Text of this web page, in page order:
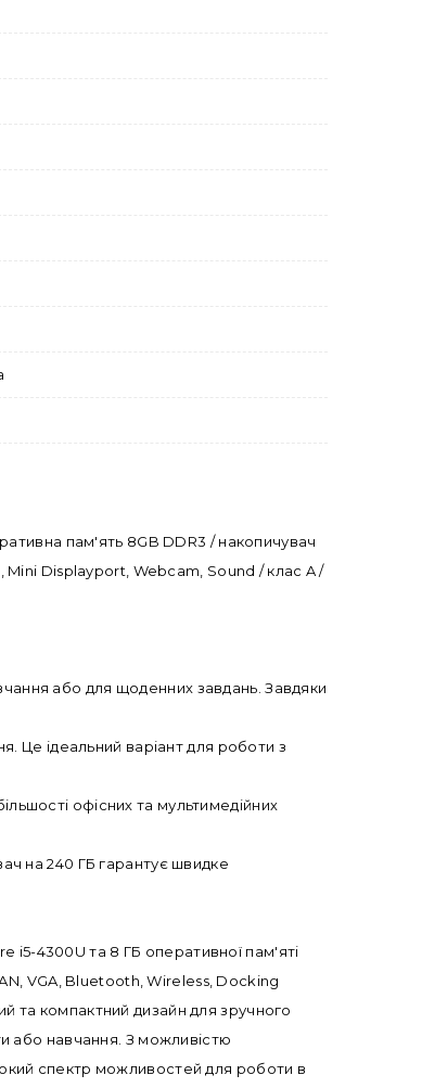
пам'ять 8GB DDR3 / накопичувач
Mini Displayport, Webcam, Sound / клас A /
або для щоденних завдань. Завдяки
Це ідеальний варіант для роботи з
офісних та мультимедійних
на 240 ГБ гарантує швидке
i5-4300U та 8 ГБ оперативної пам'яті
VGA, Bluetooth, Wireless, Docking
та компактний дизайн для зручного
або навчання. З можливістю
спектр можливостей для роботи в